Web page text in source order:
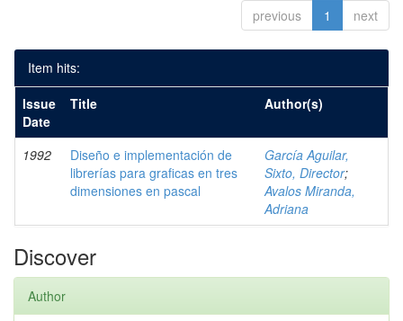
previous 1 next
Item hits:
Issue
Date
Title Author(s)
1992
Diseño e implementación de
librerías para graficas en tres
dimensiones en pascal
García Aguilar,
Sixto, Director;
Avalos Miranda,
Adriana
Discover
Author